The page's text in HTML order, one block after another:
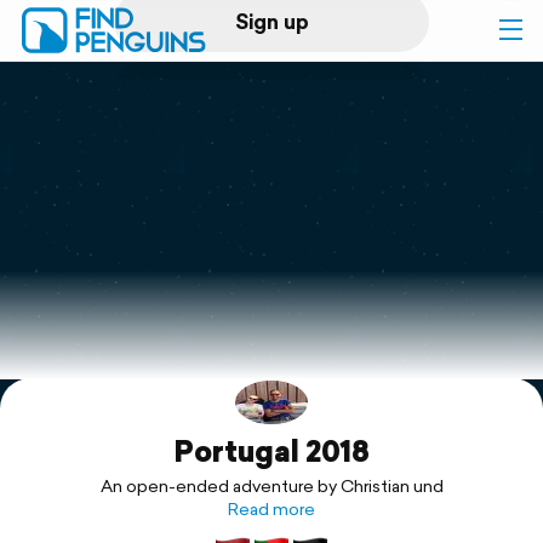
Sign up
Log in
Print a book
Flyover video
Explore
Portugal 2018
An open-ended adventure by Christian und
Read more